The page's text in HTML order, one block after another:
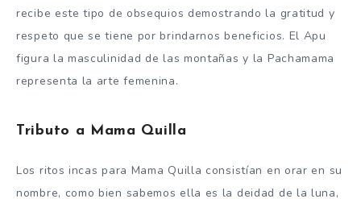
recibe este tipo de obsequios demostrando la gratitud y
respeto que se tiene por brindarnos beneficios. El Apu
figura la masculinidad de las montañas y la Pachamama
representa la arte femenina.
Tributo a Mama Quilla
Los ritos incas para Mama Quilla consistían en orar en su
nombre, como bien sabemos ella es la deidad de la luna,